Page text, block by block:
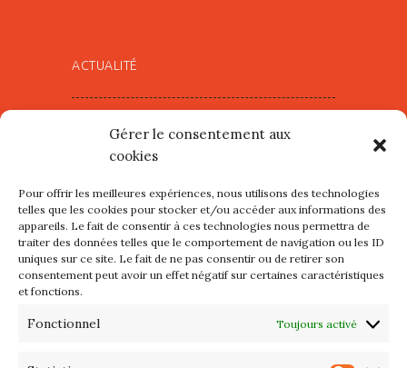
Gérer le consentement aux
cookies
Pour offrir les meilleures expériences, nous utilisons des technologies
telles que les cookies pour stocker et/ou accéder aux informations des
appareils. Le fait de consentir à ces technologies nous permettra de
traiter des données telles que le comportement de navigation ou les ID
uniques sur ce site. Le fait de ne pas consentir ou de retirer son
consentement peut avoir un effet négatif sur certaines caractéristiques
et fonctions.
Fonctionnel Toujours activé
ACTUALITÉ
mercredi 12 et jeudi 13 août
2026
Les petits formats du Port
d’Orange : Mercredi 22 juillet de
10h à 20h
L’APIQ fête ses 10 ans